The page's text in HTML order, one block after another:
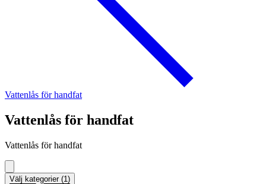
Vattenlås för handfat
Vattenlås för handfat
Vattenlås för handfat
Välj kategorier (1)